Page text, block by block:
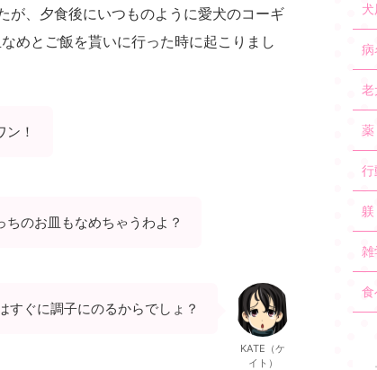
が、夕食後にいつものように愛犬のコーギ
めとご飯を貰いに行った時に起こりまし
！
のお皿もなめちゃうわよ？
すぐに調子にのるからでしょ？
KATE（ケ
イト）
病
老
薬
行
躾
雑
食